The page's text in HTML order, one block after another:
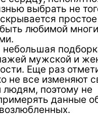
выбрать не
простое
любимой
небольшая
мужской и
Еще раз
не все изменяют
поэтому не
данные